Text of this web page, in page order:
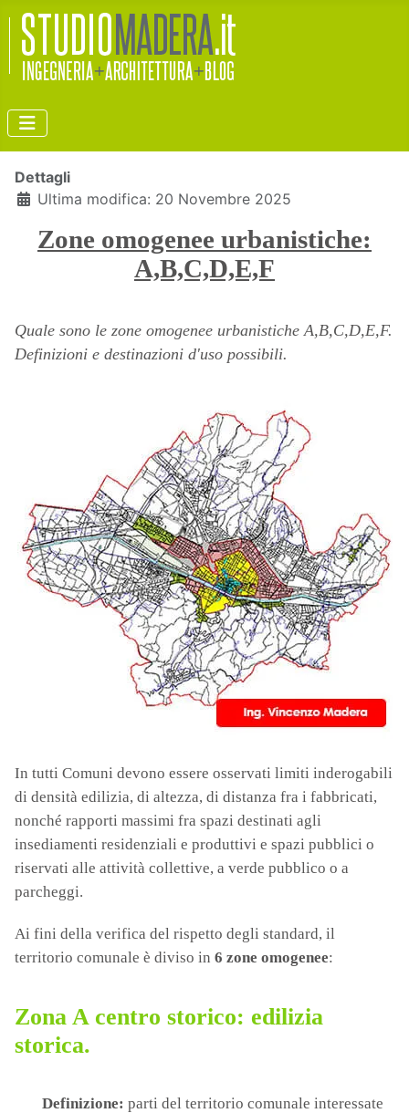
Dettagli
Ultima modifica: 20 Novembre 2025
Zone omogenee urbanistiche:
A,B,C,D,E,F
Quale sono le zone omogenee urbanistiche A,B,C,D,E,F.
Definizioni e destinazioni d'uso possibili.
In tutti Comuni devono essere osservati limiti inderogabili
di densità edilizia, di altezza, di distanza fra i fabbricati,
nonché rapporti massimi fra spazi destinati agli
insediamenti residenziali e produttivi e spazi pubblici o
riservati alle attività collettive, a verde pubblico o a
parcheggi.
Ai fini della verifica del rispetto degli standard, il
territorio comunale è diviso in 6 zone omogenee:
Zona A centro storico: edilizia
storica.
Definizione: parti del territorio comunale interessate